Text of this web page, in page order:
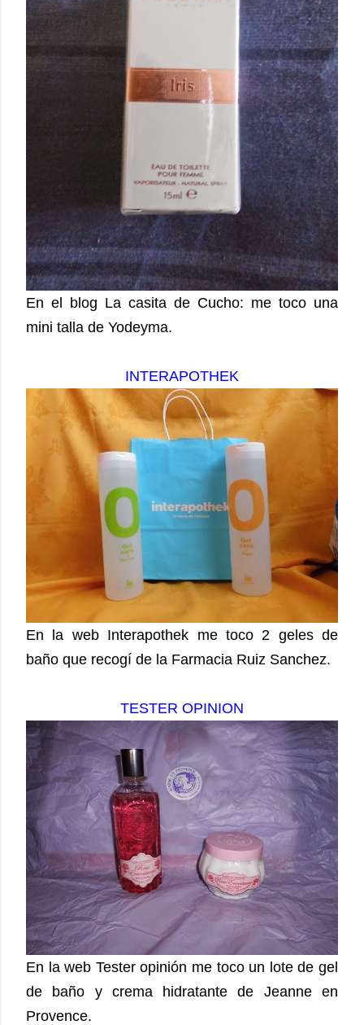
En el blog La casita de Cucho: me toco una
mini talla de Yodeyma.
INTERAPOTHEK
En la web Interapothek me toco 2 geles de
baño que recogí de la Farmacia Ruiz Sanchez.
TESTER OPINION
En la web Tester opinión me toco un lote de gel
de baño y crema hidratante de Jeanne en
Provence.